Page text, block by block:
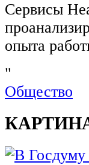
Сервисы
опыта
"
Общество